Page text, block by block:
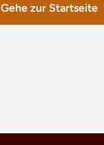
Gehe zur Startseite